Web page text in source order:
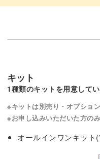
キット
1種類のキットを用意してい
※キットは別売り・オプション
※お申し込みいただいた方の
オールインワンキット(